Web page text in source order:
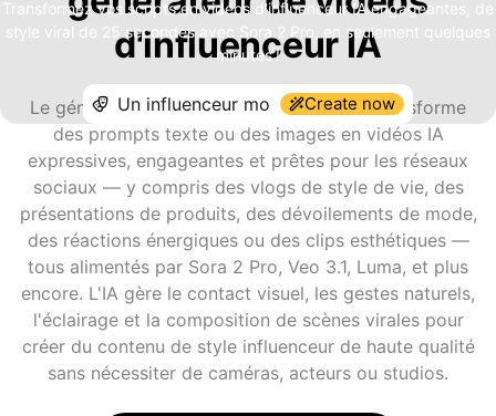
Transformez vos scripts en vidéos d'influenceur IA engageantes, de
style viral de 25 secondes avec Sora 2 Pro, en seulement quelques
minutes !
Create now
d'influenceur IA
Le générateur de vidéos d'influenceur IA transforme
des prompts texte ou des images en vidéos IA
expressives, engageantes et prêtes pour les réseaux
sociaux — y compris des vlogs de style de vie, des
présentations de produits, des dévoilements de mode,
des réactions énergiques ou des clips esthétiques —
tous alimentés par Sora 2 Pro, Veo 3.1, Luma, et plus
encore. L'IA gère le contact visuel, les gestes naturels,
l'éclairage et la composition de scènes virales pour
créer du contenu de style influenceur de haute qualité
sans nécessiter de caméras, acteurs ou studios.